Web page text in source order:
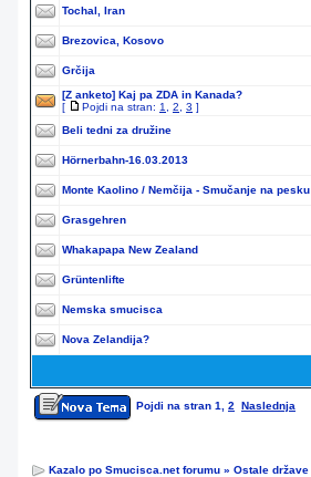
Tochal, Iran
Brezovica, Kosovo
Grčija
[Z anketo] Kaj pa ZDA in Kanada?
[
Pojdi na stran: 1 2 3 ]
Beli tedni za družine
Hörnerbahn-16.03.2013
Monte Kaolino / Nemčija - Smučanje na pesku
Grasgehren
Whakapapa New Zealand
Grüntenlifte
Nemska smucisca
Nova Zelandija?
Pojdi na stran 1 2 Naslednja
Kazalo po Smucisca.net forumu » Ostale države